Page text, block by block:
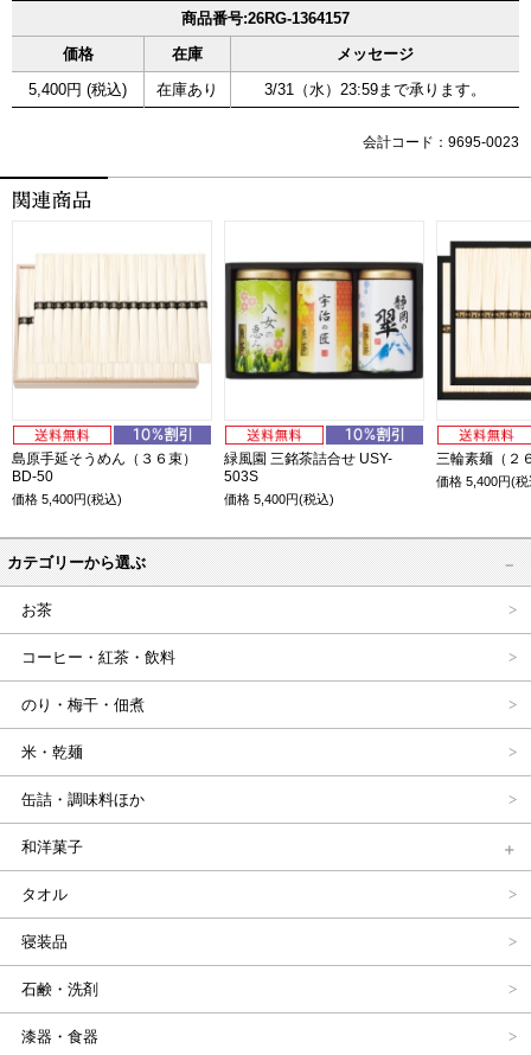
商品番号:26RG-1364157
価格
在庫
メッセージ
5,400円 (税込)
在庫あり 3/31（水）23:59まで承ります。
会計コード：9695-0023
島原手延そうめん（３６束）
BD-50
価格 5,400円(税込)
緑風園 三銘茶詰合せ USY-
503S
価格5,400円(税込)
三輪素麺（２
価格5,400円(
カテゴリーから選ぶ
お茶
コーヒー・紅茶・飲料
のり・梅干・佃煮
米・乾麺
缶詰・調味料ほか
和洋菓子
タオル
寝装品
石鹸・洗剤
漆器・食器